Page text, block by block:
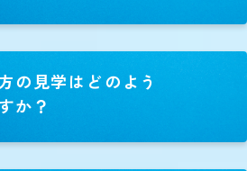
の見学はどのよう
か？